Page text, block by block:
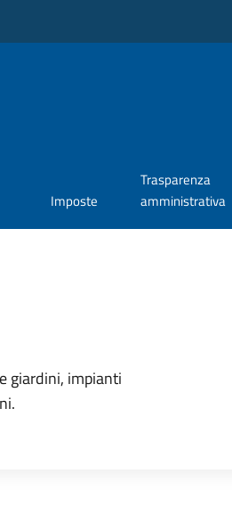
Imposte
Trasparenza
amministrativa
giardini, impianti